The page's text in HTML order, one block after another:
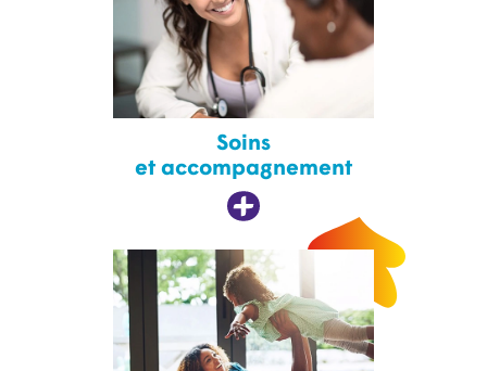
Soins
et accompagnement